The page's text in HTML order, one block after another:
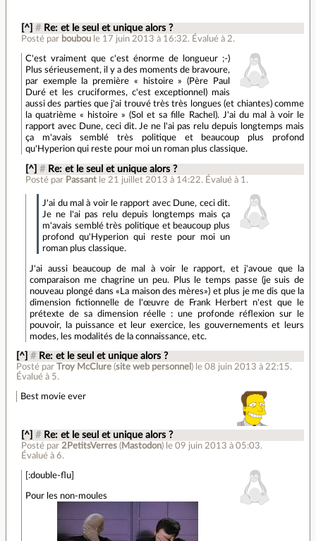
[^] # Re: et le seul et unique alors ?
Posté par boubou le 17 juin 2013 à 16:32.Évalué à 2.
C'est vraiment que c'est énorme de longueur ;-)
Plus sérieusement, il y a des moments de bravoure,
par exemple la première « histoire » (Père Paul
Duré et les cruciformes, c'est exceptionnel) mais
aussi des parties que j'ai trouvé très très longues (et chiantes) comme
la quatrième « histoire » (Sol et sa fille Rachel). J'ai du mal à voir le
rapport avec Dune, ceci dit. Je ne l'ai pas relu depuis longtemps mais
ça m'avais semblé très politique et beaucoup plus profond
qu'Hyperion qui reste pour moi un roman plus classique.
[^] # Re: et le seul et unique alors ?
Posté par Passant le 21 juillet 2013 à 14:22. Évalué à 1 .
J'ai du mal à voir le rapport avec Dune, ceci dit.
Je ne l'ai pas relu depuis longtemps mais ça
m'avais semblé très politique et beaucoup plus
profond qu'Hyperion qui reste pour moi un
roman plus classique.
J'ai aussi beaucoup de mal à voir le rapport, et j'avoue que la
comparaison me chagrine un peu. Plus le temps passe (je suis de
nouveau plongé dans «La maison des mères») et plus je me dis que la
dimension fictionnelle de l'œuvre de Frank Herbert n'est que le
prétexte de sa dimension réelle : une profonde réflexion sur le
pouvoir, la puissance et leur exercice, les gouvernements et leurs
modes, les modalités de la connaissance, etc.
[^] # Re: et le seul et unique alors ?
Posté par Troy McClure (site web personnel ) le 08 juin 2013 à 22:15.
Évalué à 5.
Best movie ever
[^] # Re: et le seul et unique alors ?
Posté par 2PetitsVerres(Mastodon) le 09 juin 2013 à 05:03.
Évalué à 6.
[:double-flu]
Pour les non-moules